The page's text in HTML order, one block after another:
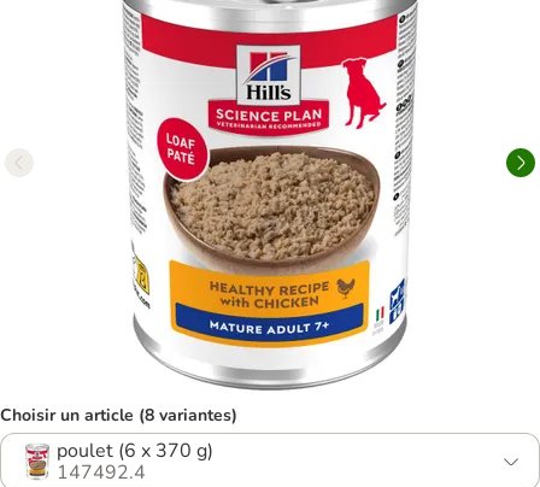
Choisir un article (8 variantes)
poulet (6 x 370 g)
147492.4